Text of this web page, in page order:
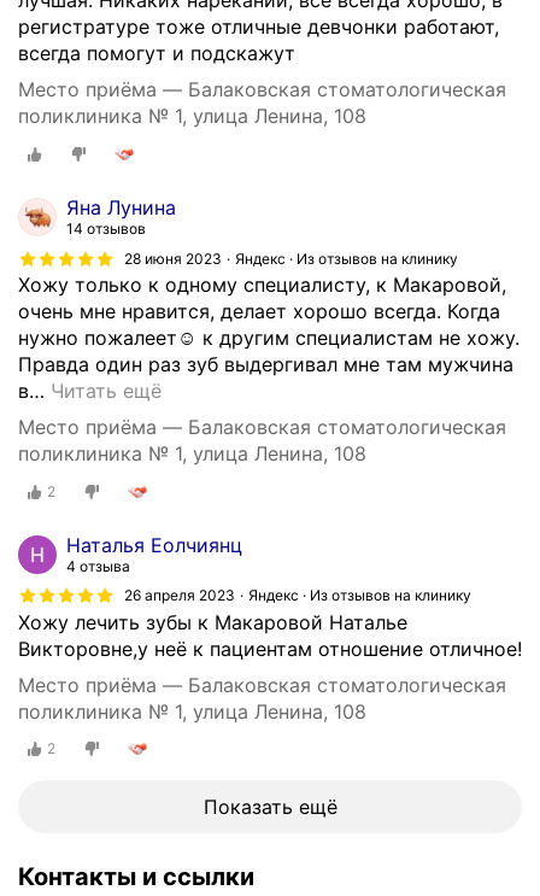
регистратуре тоже отличные девчонки работают,
всегда помогут и подскажут
Место приёма — Балаковская стоматологическая
поликлиника № 1, улица Ленина, 108
Яна Лунина
14 отзывов
28 июня 2023
Яндекс · Из отзывов на клинику
Хожу только к одному специалисту, к Макаровой,
очень мне нравится, делает хорошо всегда. Когда
нужно пожалеет☺ к другим специалистам не хожу.
Правда один раз зуб выдергивал мне там мужчина
в… Читать ещё
Место приёма — Балаковская стоматологическая
поликлиника № 1, улица Ленина, 108
2
Наталья Еолчиянц
4 отзыва
26 апреля 2023
Яндекс · Из отзывов на клинику
Хожу лечить зубы к Макаровой Наталье
Викторовне,у неё к пациентам отношение отличное!
Место приёма — Балаковская стоматологическая
поликлиника № 1, улица Ленина, 108
2
Показать ещё
Контакты и ссылки